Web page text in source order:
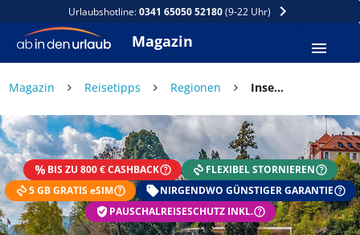
Urlaubshotline:0341 65050 52180(9-22 Uhr)
Magazin
Magazin Reisetipps Regionen Insel Mainau am Bodensee
BIS ZU 800 € CASHBACK
FLEXIBEL STORNIEREN
5 GB GRATIS eSIM
NIRGENDWO GÜNSTIGER GARANTIE
PAUSCHALREISESCHUTZ INKL.
DEIN SOMMER ZAHLT SICH
AUS
Exklusiv: Nur in der ab in den urlaub App
☀️ Bis zu 1.000 € Sommer Cashback